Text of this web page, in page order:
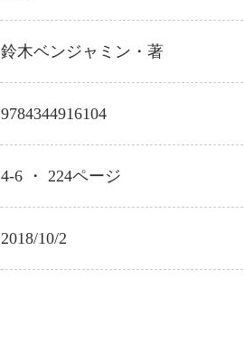
鈴木ベンジャミン ・著
9784344916104
4-6 ・224ページ
2018/10/2